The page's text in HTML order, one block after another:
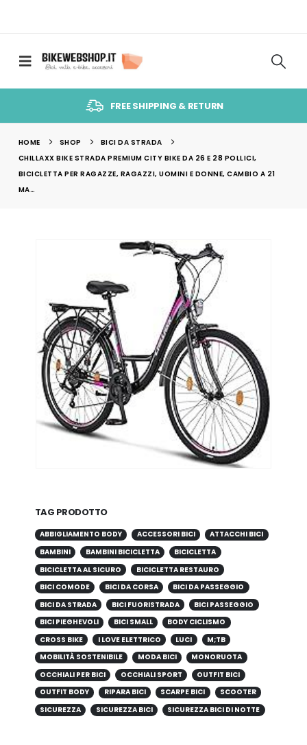
FREE SHIPPING & RETURN
HOME SHOP
BICI DA STRADA
CHILLAXX BIKE STRADA PREMIUM CITY BIKE DA 26 E 28 POLLICI,
BICICLETTA PER RAGAZZE, RAGAZZI, UOMINI E DONNE, CAMBIO A 21
MA…
TAG PRODOTTO
ABBIGLIAMENTO BODY ACCESSORI BICI
ATTACCHI BICI
BAMBINI
BAMBINI BICICLETTA
BICICLETTA
BICICLETTA AL SICURO
BICICLETTA RESTAURO
BICI COMODE
BICI DA CORSA
BICI DA PASSEGGIO
BICI DA STRADA
BICI FUORISTRADA
BICI PASSEGGIO
BICI PIEGHEVOLI
BICI SMALL
BODY CICLISMO
CROSS BIKE
I LOVE ELETTRICO LUCI
M;TB
MOBILITÀ SOSTENIBILE
MODA BICI
MONORUOTA
OCCHIALI PER BICI
OCCHIALI SPORT
OUTFIT BICI
OUTFIT BODY
RIPARA BICI SCARPE BICI
SCOOTER
SICUREZZA
SICUREZZA BICI SICUREZZA BICI DI NOTTE